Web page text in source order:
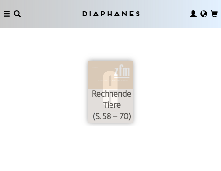
Diaphanes
Rechnende
Tiere
(S. 58 – 70)